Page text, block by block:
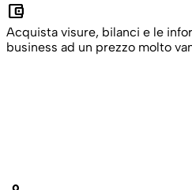
account_balance_wallet
Acquista visure, bilanci e le
business ad un prezzo molto